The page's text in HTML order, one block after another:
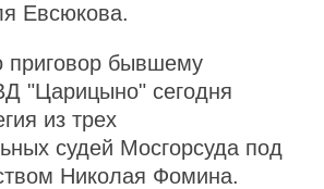
Евсюкова.
приговор бывшему
"Царицыно" сегодня
из трех
судей Мосгорсуда под
Николая Фомина.